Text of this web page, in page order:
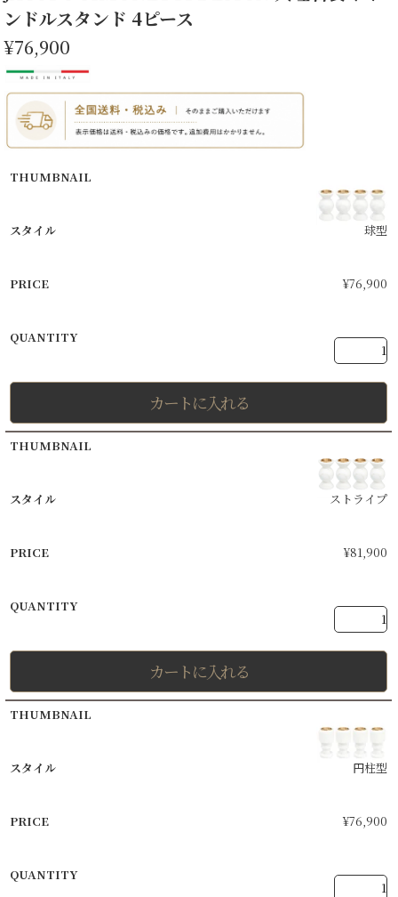
ンドルスタンド 4ピース
¥76,900
球型
¥76,900
カートに入れる
ストライプ
¥81,900
カートに入れる
円柱型
¥76,900